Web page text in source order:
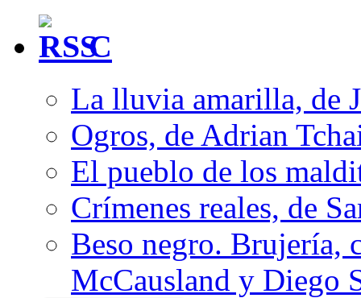
C
La lluvia amarilla, de
Ogros, de Adrian
El pueblo de los
Crímenes reales, de
Beso negro. Brujería,
McCausland y Diego